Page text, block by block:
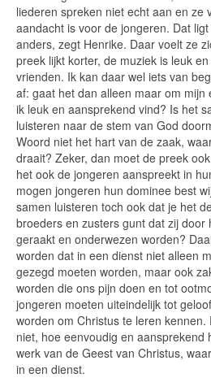
liederen spreken niet echt aan en ze
aandacht is voor de jongeren. Dat
anders, zegt Henrike. Daar voelt ze
preek lijkt korter, de muziek is leuk
vrienden. Ik kan daar wel iets van
af: gaat het dan alleen maar om mijn
ik leuk en aansprekend vind? Is het
luisteren naar de stem van God
Woord niet het hart van de zaak,
draait? Zeker, dan moet de preek
het ook de jongeren aanspreekt in
mogen jongeren hun dominee best
samen luisteren toch ook dat je het
broeders en zusters gunt dat zij door
geraakt en onderwezen worden?
worden dat in een dienst niet alleen
gezegd moeten worden, maar ook
worden die ons pijn doen en tot
jongeren moeten uiteindelijk tot
worden om Christus te leren
niet, hoe eenvoudig en aansprekend
werk van de Geest van Christus,
in een dienst.